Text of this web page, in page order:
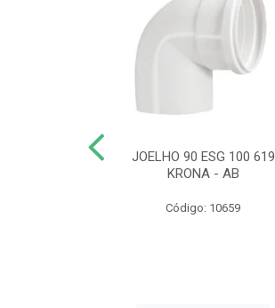
JOELHO 90 ESG 100 619
KRONA - AB
Código: 10659